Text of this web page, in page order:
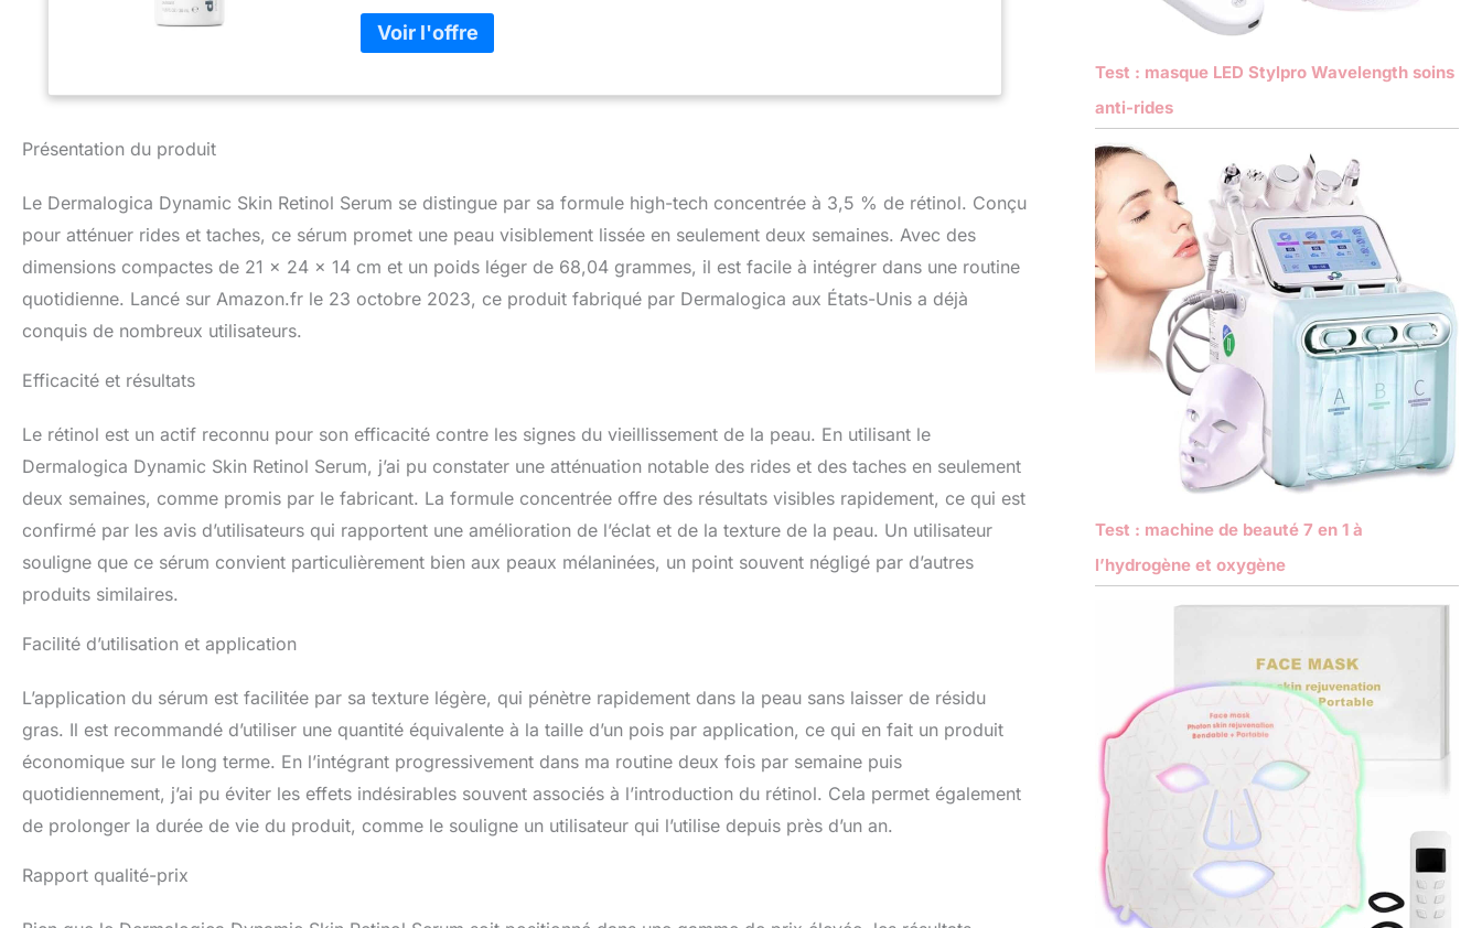
alternant les nuits pendant 2 semaines supplémentaires avant de l'utiliser le soir.
Réduit facilement les 4 signes du vieillissement cutané en 2 semaines* Aide à
inverser l'apparence des rides Retexturise et réduit l'apparence des pores Unifie le
Présentation du produit
Le Dermalogica Dynamic Skin Retinol Serum se distingue par sa formule high-tech concentrée à 3,5 % de rétinol. Conçu
pour atténuer rides et taches, ce sérum promet une peau visiblement lissée en seulement deux semaines. Avec des
dimensions compactes de 21 x 24 x 14 cm et un poids léger de 68,04 grammes, il est facile à intégrer dans une routine
quotidienne. Lancé sur Amazon.fr le 23 octobre 2023, ce produit fabriqué par Dermalogica aux États-Unis a déjà
conquis de nombreux utilisateurs.
Efficacité et résultats
Le rétinol est un actif reconnu pour son efficacité contre les signes du vieillissement de la peau. En utilisant le
Dermalogica Dynamic Skin Retinol Serum, j’ai pu constater une atténuation notable des rides et des taches en seulement
deux semaines, comme promis par le fabricant. La formule concentrée offre des résultats visibles rapidement, ce qui est
confirmé par les avis d’utilisateurs qui rapportent une amélioration de l’éclat et de la texture de la peau. Un utilisateur
souligne que ce sérum convient particulièrement bien aux peaux mélaninées, un point souvent négligé par d’autres
produits similaires.
Facilité d’utilisation et application
L’application du sérum est facilitée par sa texture légère, qui pénètre rapidement dans la peau sans laisser de résidu
gras. Il est recommandé d’utiliser une quantité équivalente à la taille d’un pois par application, ce qui en fait un produit
économique sur le long terme. En l’intégrant progressivement dans ma routine deux fois par semaine puis
quotidiennement, j’ai pu éviter les effets indésirables souvent associés à l’introduction du rétinol. Cela permet également
de prolonger la durée de vie du produit, comme le souligne un utilisateur qui l’utilise depuis près d’un an.
Rapport qualité-prix
Test : masque LED Stylpro Wavelength soins
anti-rides
Test : machine de beauté 7 en 1 à
l’hydrogène et oxygène